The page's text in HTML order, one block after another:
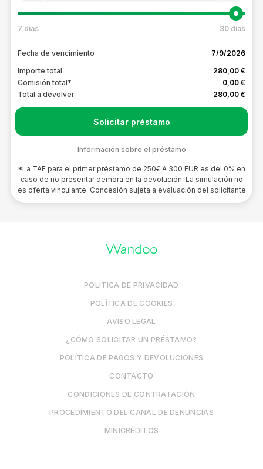
7 días 30 días
Fecha de vencimiento
7/9/2026
Importe total
280,00 €
Comisión total*
0,00 €
Total a devolver
280,00 €
Solicitar préstamo
Información sobre el préstamo
*La TAE para el primer préstamo de 250€ A 300 EUR es del 0% en
caso de no presentar demora en la devolución. La simulación no
es oferta vinculante. Concesión sujeta a evaluación del solicitante
POLÍTICA DE PRIVACIDAD
POLÍTICA DE COOKIES
AVISO LEGAL
¿CÓMO SOLICITAR UN PRÉSTAMO?
POLÍTICA DE PAGOS Y DEVOLUCIONES
CONTACTO
CONDICIONES DE CONTRATACIÓN
PROCEDIMIENTO DEL CANAL DE DENUNCIAS
MINICRÉDITOS